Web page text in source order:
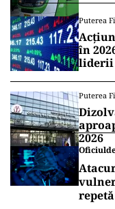
Puterea
în
liderii
Puterea
2026